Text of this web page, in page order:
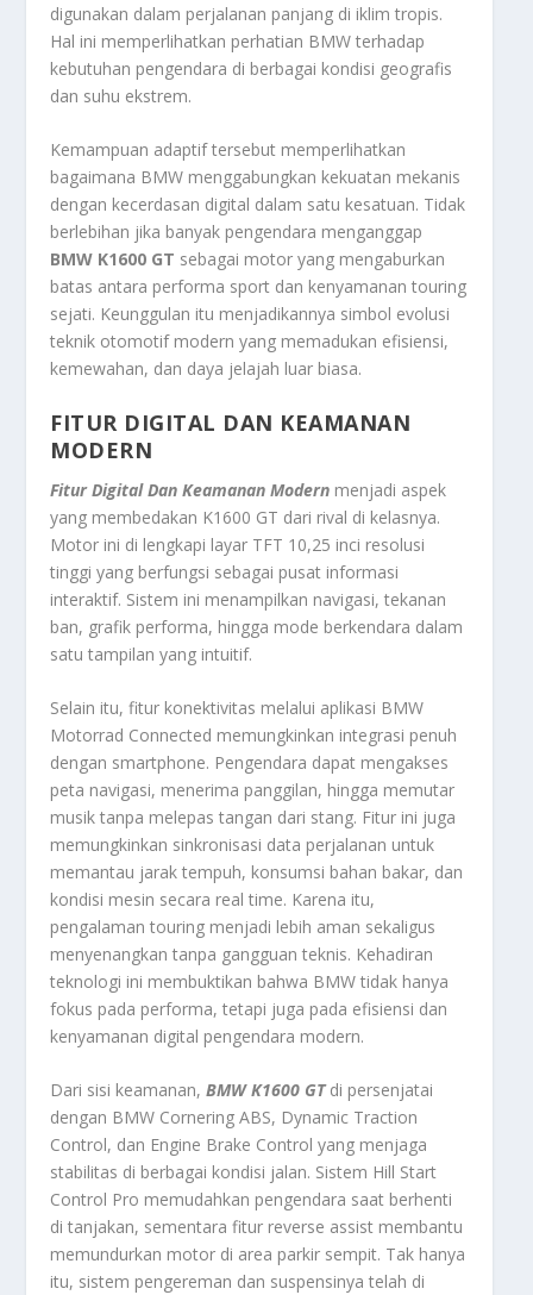
digunakan dalam perjalanan panjang di iklim tropis.
Hal ini memperlihatkan perhatian BMW terhadap
kebutuhan pengendara di berbagai kondisi geografis
dan suhu ekstrem.
Kemampuan adaptif tersebut memperlihatkan
bagaimana BMW menggabungkan kekuatan mekanis
dengan kecerdasan digital dalam satu kesatuan. Tidak
berlebihan jika banyak pengendara menganggap
BMW K1600 GT sebagai motor yang mengaburkan
batas antara performa sport dan kenyamanan touring
sejati. Keunggulan itu menjadikannya simbol evolusi
teknik otomotif modern yang memadukan efisiensi,
kemewahan, dan daya jelajah luar biasa.
FITUR DIGITAL DAN KEAMANAN
MODERN
Fitur Digital Dan Keamanan Modern menjadi aspek
yang membedakan K1600 GT dari rival di kelasnya.
Motor ini di lengkapi layar TFT 10,25 inci resolusi
tinggi yang berfungsi sebagai pusat informasi
interaktif. Sistem ini menampilkan navigasi, tekanan
ban, grafik performa, hingga mode berkendara dalam
satu tampilan yang intuitif.
Selain itu, fitur konektivitas melalui aplikasi BMW
Motorrad Connected memungkinkan integrasi penuh
dengan smartphone. Pengendara dapat mengakses
peta navigasi, menerima panggilan, hingga memutar
musik tanpa melepas tangan dari stang. Fitur ini juga
memungkinkan sinkronisasi data perjalanan untuk
memantau jarak tempuh, konsumsi bahan bakar, dan
kondisi mesin secara real time. Karena itu,
pengalaman touring menjadi lebih aman sekaligus
menyenangkan tanpa gangguan teknis. Kehadiran
teknologi ini membuktikan bahwa BMW tidak hanya
fokus pada performa, tetapi juga pada efisiensi dan
kenyamanan digital pengendara modern.
Dari sisi keamanan,BMW K1600 GTdi persenjatai
dengan BMW Cornering ABS, Dynamic Traction
Control, dan Engine Brake Control yang menjaga
stabilitas di berbagai kondisi jalan. Sistem Hill Start
Control Pro memudahkan pengendara saat berhenti
di tanjakan, sementara fitur reverse assist membantu
memundurkan motor di area parkir sempit. Tak hanya
itu, sistem pengereman dan suspensinya telah di